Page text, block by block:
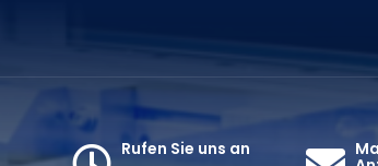
Rufen Sie uns an